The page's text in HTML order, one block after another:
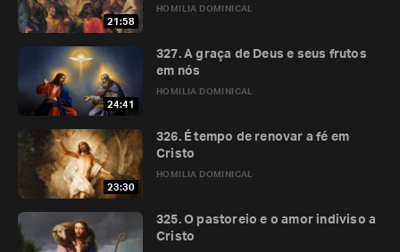
21:58
HOMILIA DOMINICAL
24:41
HOMILIA DOMINICAL
327. A graça de Deus e seus frutos
em nós
23:30
HOMILIA DOMINICAL
326. É tempo de renovar a fé em
Cristo
325. O pastoreio e o amor indiviso a
Cristo